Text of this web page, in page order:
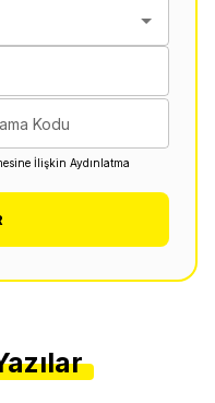
Kodu
İlişkin Aydınlatma